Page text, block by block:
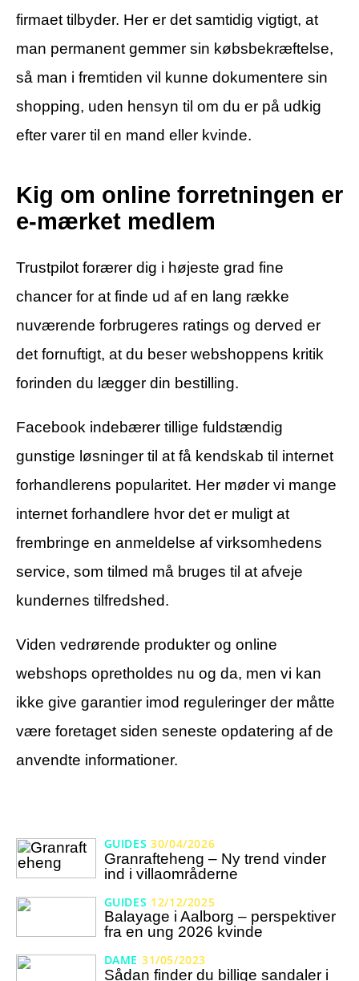
firmaet tilbyder. Her er det samtidig vigtigt, at
man permanent gemmer sin købsbekræftelse,
så man i fremtiden vil kunne dokumentere sin
shopping, uden hensyn til om du er på udkig
efter varer til en mand eller kvinde.
Kig om online forretningen er
e-mærket medlem
Trustpilot forærer dig i højeste grad fine
chancer for at finde ud af en lang række
nuværende forbrugeres ratings og derved er
det fornuftigt, at du beser webshoppens kritik
forinden du lægger din bestilling.
Facebook indebærer tillige fuldstændig
gunstige løsninger til at få kendskab til internet
forhandlerens popularitet. Her møder vi mange
internet forhandlere hvor det er muligt at
frembringe en anmeldelse af virksomhedens
service, som tilmed må bruges til at afveje
kundernes tilfredshed.
Viden vedrørende produkter og online
webshops opretholdes nu og da, men vi kan
ikke give garantier imod reguleringer der måtte
være foretaget siden seneste opdatering af de
anvendte informationer.
GUIDES 30/04/2026
Granrafteheng – Ny trend vinder
ind i villaområderne
GUIDES 12/12/2025
Balayage i Aalborg – perspektiver
fra en ung 2026 kvinde
DAME 31/05/2023
Sådan finder du billige sandaler i